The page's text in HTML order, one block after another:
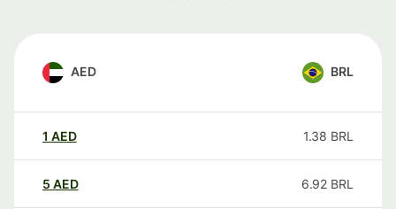
AED BRL
1 AED 1.38 BRL
5 AED 6.92 BRL